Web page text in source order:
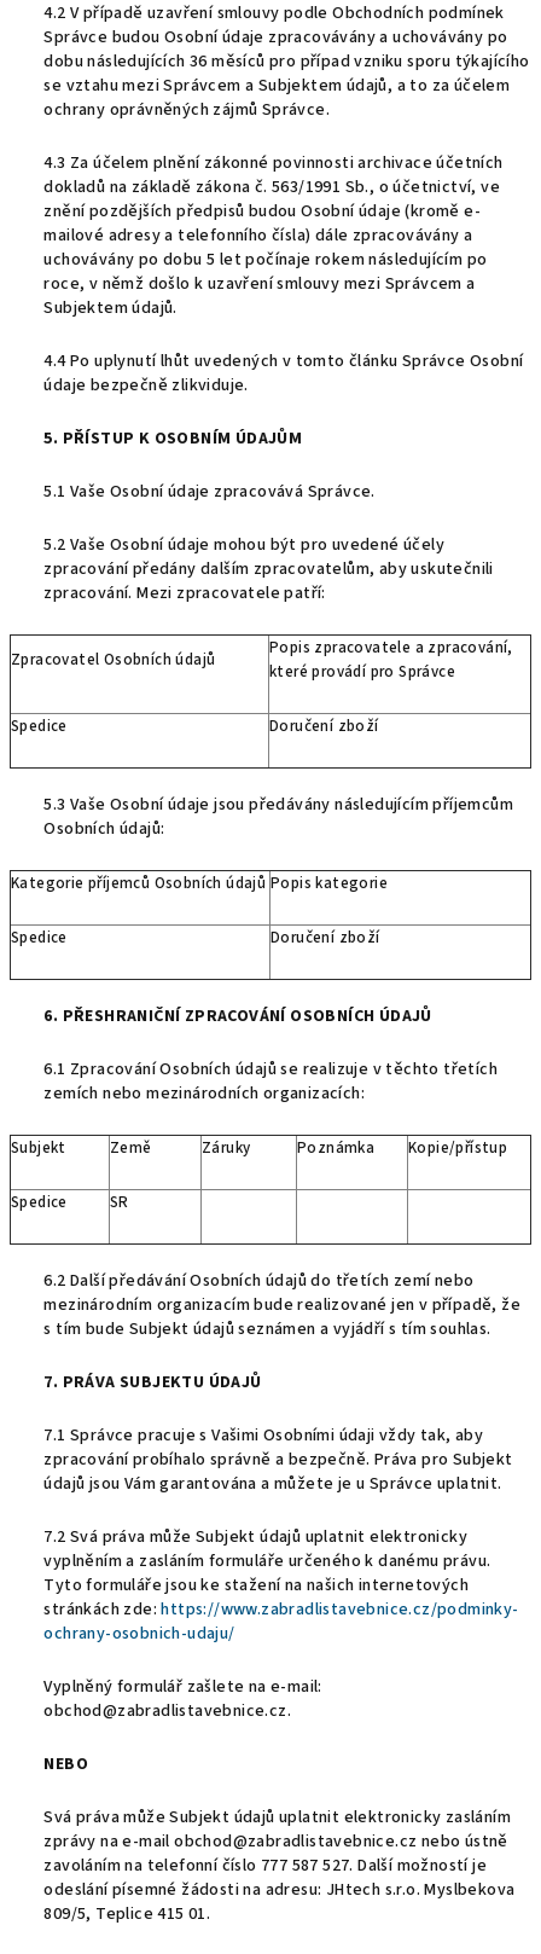
4.2 V případě uzavření smlouvy podle Obchodních podmínek
Správce budou Osobní údaje zpracovávány a uchovávány po
dobu následujících 36 měsíců pro případ vzniku sporu týkajícího
se vztahu mezi Správcem a Subjektem údajů, a to za účelem
ochrany oprávněných zájmů Správce.
4.3 Za účelem plnění zákonné povinnosti archivace účetních
dokladů na základě zákona č. 563/1991 Sb., o účetnictví, ve
znění pozdějších předpisů budou Osobní údaje (kromě e-
mailové adresy a telefonního čísla) dále zpracovávány a
uchovávány po dobu 5 let počínaje rokem následujícím po
roce, v němž došlo k uzavření smlouvy mezi Správcem a
Subjektem údajů.
4.4 Po uplynutí lhůt uvedených v tomto článku Správce Osobní
údaje bezpečně zlikviduje.
5. PŘÍSTUP K OSOBNÍM ÚDAJŮM
5.1 Vaše Osobní údaje zpracovává Správce.
5.2 Vaše Osobní údaje mohou být pro uvedené účely
zpracování předány dalším zpracovatelům, aby uskutečnili
zpracování. Mezi zpracovatele patří:
Zpracovatel Osobních údajů
Popis zpracovatele a zpracování,
které provádí pro Správce
Spedice Doručení zboží
5.3 Vaše Osobní údaje jsou předávány následujícím příjemcům
Osobních údajů:
Kategorie příjemců Osobních údajů Popis kategorie
Spedice Doručení zboží
6. PŘESHRANIČNÍ ZPRACOVÁNÍ OSOBNÍCH ÚDAJŮ
6.1 Zpracování Osobních údajů se realizuje v těchto třetích
zemích nebo mezinárodních organizacích:
Subjekt Země Záruky Poznámka Kopie/přístup
Spedice SR
6.2 Další předávání Osobních údajů do třetích zemí nebo
mezinárodním organizacím bude realizované jen v případě, že
s tím bude Subjekt údajů seznámen a vyjádří s tím souhlas.
7. PRÁVA SUBJEKTU ÚDAJŮ
7.1 Správce pracuje s Vašimi Osobními údaji vždy tak, aby
zpracování probíhalo správně a bezpečně. Práva pro Subjekt
údajů jsou Vám garantována a můžete je u Správce uplatnit.
7.2 Svá práva může Subjekt údajů uplatnit elektronicky
vyplněním a zasláním formuláře určeného k danému právu.
Tyto formuláře jsou ke stažení na našich internetových
stránkách zde:https://www.zabradlistavebnice.cz/podminky-
ochrany-osobnich-udaju/
Vyplněný formulář zašlete na e-mail:
obchod@zabradlistavebnice.cz.
NEBO
Svá práva může Subjekt údajů uplatnit elektronicky zasláním
zprávy na e-mail obchod@zabradlistavebnice.cz nebo ústně
zavoláním na telefonní číslo 777 587 527. Další možností je
odeslání písemné žádosti na adresu: JHtech s.r.o. Myslbekova
809/5, Teplice 415 01.